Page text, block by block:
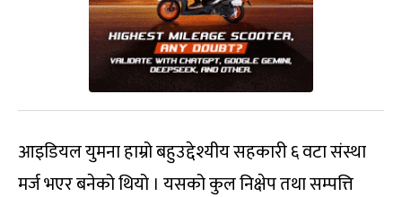
आइडियल युमना हाम्रो बहुउद्देश्यीय सहकारी ६ वटा संस्था
मर्ज भएर बनेको थियो । यसको कुल निक्षेप तथा सम्पत्ति